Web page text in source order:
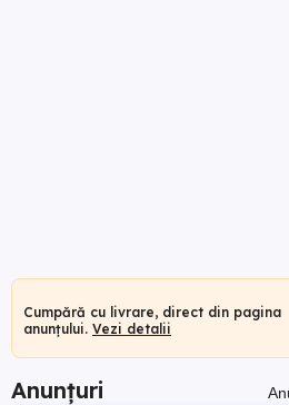
Cumpără cu livrare, direct din pagina
anunțului. Vezi detalii
Anunțuri